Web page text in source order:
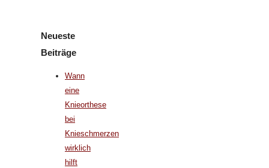
Neueste
Beiträge
Wann
eine
Knieorthese
bei
Knieschmerzen
wirklich
hilft